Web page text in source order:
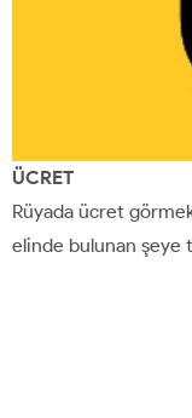
ÜCRET
Rüyada ücret
elinde bulunan şeye